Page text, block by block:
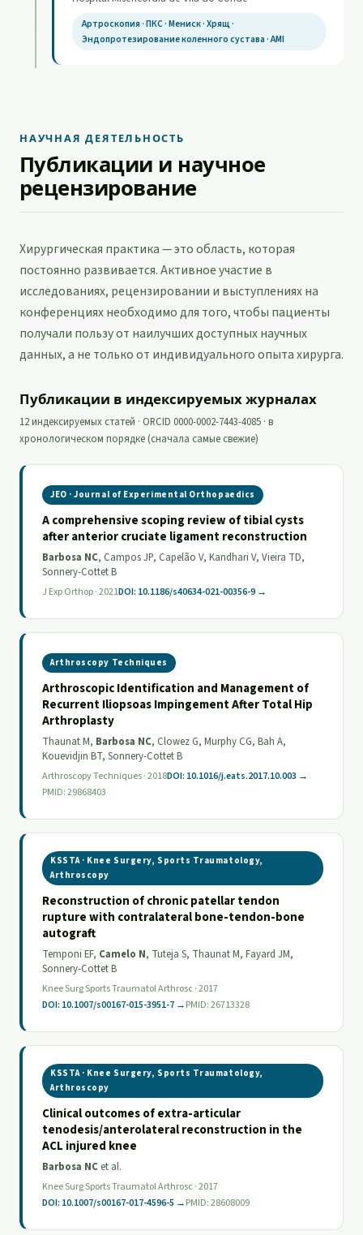
Артроскопия · ПКС · Мениск · Хрящ ·
Эндопротезирование коленного сустава · AMI
НАУЧНАЯ ДЕЯТЕЛЬНОСТЬ
Публикации и научное
рецензирование
Хирургическая практика — это область, которая
постоянно развивается. Активное участие в
исследованиях, рецензировании и выступлениях на
конференциях необходимо для того, чтобы пациенты
получали пользу от наилучших доступных научных
данных, а не только от индивидуального опыта хирурга.
Публикации в индексируемых журналах
12 индексируемых статей · ORCID 0000-0002-7443-4085 · в
хронологическом порядке (сначала самые свежие)
JEO · Journal of Experimental Orthopaedics
A comprehensive scoping review of tibial cysts
after anterior cruciate ligament reconstruction
Barbosa NC, Campos JP, Capelão V, Kandhari V, Vieira TD,
Sonnery-Cottet B
J Exp Orthop · 2021DOI: 10.1186/s40634-021-00356-9 →
Arthroscopy Techniques
Arthroscopic Identification and Management of
Recurrent Iliopsoas Impingement After Total Hip
Arthroplasty
Thaunat M, Barbosa NC, Clowez G, Murphy CG, Bah A,
Kouevidjin BT, Sonnery-Cottet B
Arthroscopy Techniques · 2018DOI: 10.1016/j.eats.2017.10.003 →
PMID: 29868403
KSSTA · Knee Surgery, Sports Traumatology,
Arthroscopy
Reconstruction of chronic patellar tendon
rupture with contralateral bone-tendon-bone
autograft
Temponi EF, Camelo N, Tuteja S, Thaunat M, Fayard JM,
Sonnery-Cottet B
Knee Surg Sports Traumatol Arthrosc · 2017
DOI: 10.1007/s00167-015-3951-7 →PMID: 26713328
KSSTA · Knee Surgery, Sports Traumatology,
Arthroscopy
Clinical outcomes of extra-articular
tenodesis/anterolateral reconstruction in the
ACL injured knee
Barbosa NC et al.
Knee Surg Sports Traumatol Arthrosc · 2017
DOI: 10.1007/s00167-017-4596-5 →PMID: 28608009